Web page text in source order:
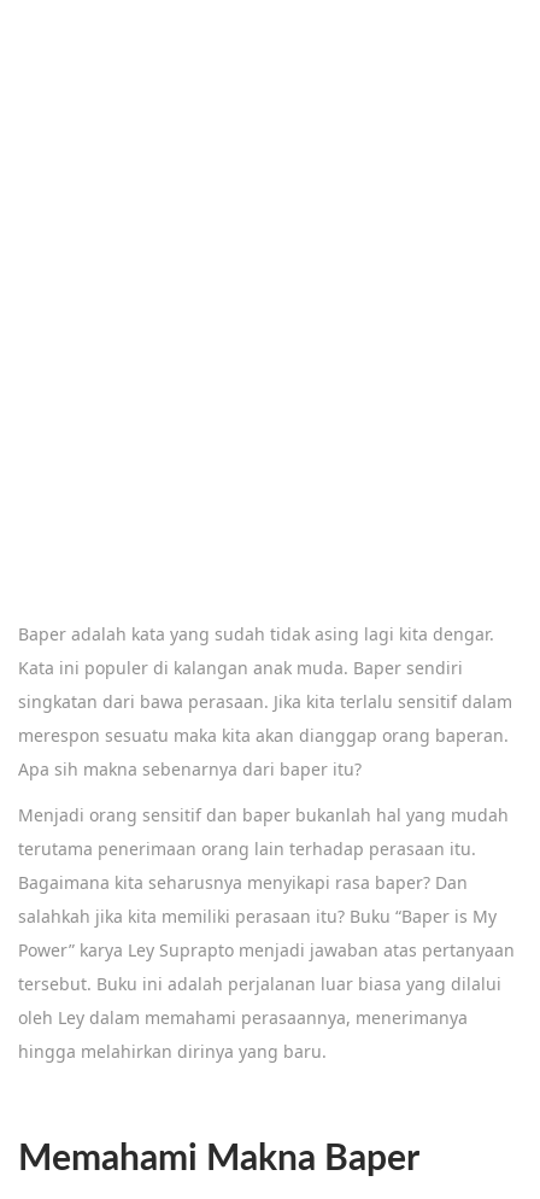
Baper adalah kata yang sudah tidak asing lagi kita dengar.
Kata ini populer di kalangan anak muda. Baper sendiri
singkatan dari bawa perasaan. Jika kita terlalu sensitif dalam
merespon sesuatu maka kita akan dianggap orang baperan.
Apa sih makna sebenarnya dari baper itu?
Menjadi orang sensitif dan baper bukanlah hal yang mudah
terutama penerimaan orang lain terhadap perasaan itu.
Bagaimana kita seharusnya menyikapi rasa baper? Dan
salahkah jika kita memiliki perasaan itu? Buku “Baper is My
Power” karya Ley Suprapto menjadi jawaban atas pertanyaan
tersebut. Buku ini adalah perjalanan luar biasa yang dilalui
oleh Ley dalam memahami perasaannya, menerimanya
hingga melahirkan dirinya yang baru.
Memahami Makna Baper